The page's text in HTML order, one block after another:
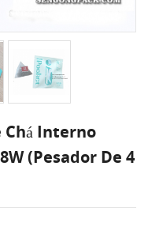
Chá Interno
(pesador De 4